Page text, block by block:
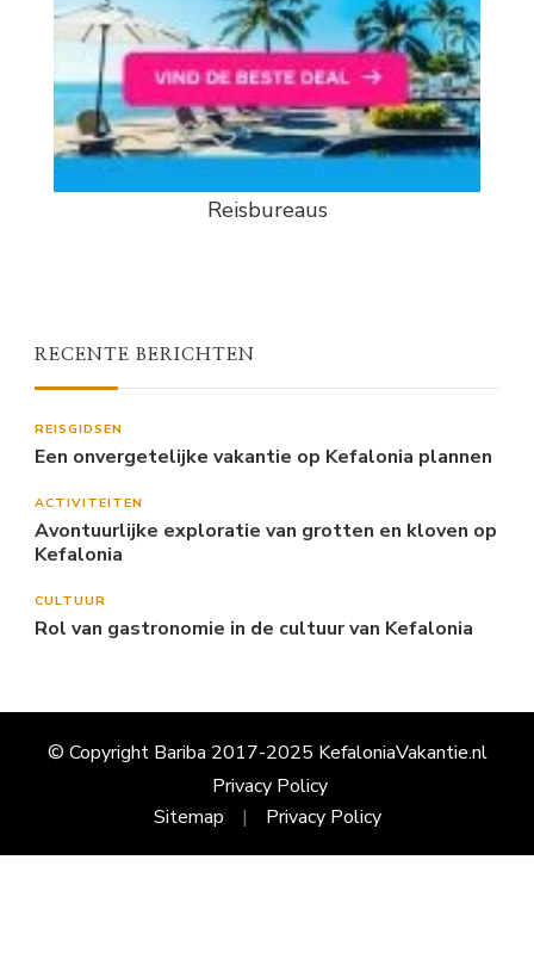
Reisbureaus
RECENTE BERICHTEN
REISGIDSEN
Een onvergetelijke vakantie op Kefalonia plannen
ACTIVITEITEN
Avontuurlijke exploratie van grotten en kloven op
Kefalonia
CULTUUR
Rol van gastronomie in de cultuur van Kefalonia
© Copyright Bariba 2017-2025 KefaloniaVakantie.nl
Privacy Policy
Sitemap
Privacy Policy